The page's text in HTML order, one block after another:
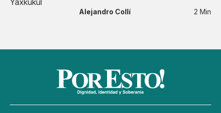
Alejandro Collí 2 Min